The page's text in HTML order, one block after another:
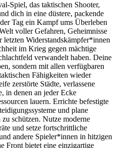
Spiel, das taktischen Shooter,
dich in eine düstere, packende
Tag ein Kampf ums Überleben
voller Gefahren, Geheimnisse
Widerstandskämpfer*innen
im Krieg gegen mächtige
verwandelt haben. Deine
sondern mit allen verfügbaren
Fähigkeiten wieder
zerstörte Städte, verlassene
in denen an jeder Ecke
lauern. Errichte befestigte
und plane
schützen. Nutze moderne
und setze fortschrittliche
andere Spieler*innen in hitzigen
Front bietet eine einzigartige